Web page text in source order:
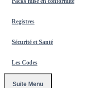
Registres
Sécurité et Santé
Les Codes
Suite Menu